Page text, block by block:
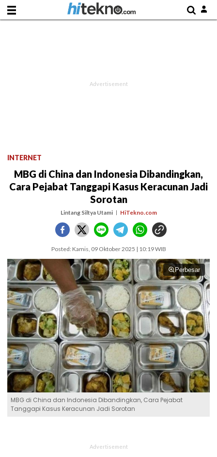
INTERNET
MBG di China dan Indonesia Dibandingkan,
Cara Pejabat Tanggapi Kasus Keracunan Jadi
Sorotan
Lintang Siltya Utami HiTekno.com
Posted: Kamis, 09 Oktober 2025 | 10:19 WIB
Perbesar
MBG di China dan Indonesia Dibandingkan, Cara Pejabat
Tanggapi Kasus Keracunan Jadi Sorotan